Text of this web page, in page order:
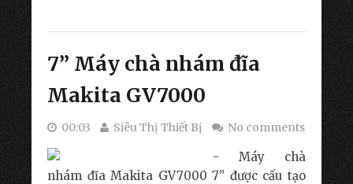
7” Máy chà nhám đĩa
Makita GV7000
00:03 Siêu Thị Thiết Bị No comments
- Máy chà
nhám đĩa Makita GV7000 7” được cấu tạo